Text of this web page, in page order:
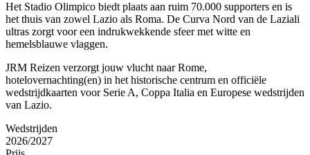
Het Stadio Olimpico biedt plaats aan ruim 70.000 supporters en is
het thuis van zowel Lazio als Roma. De Curva Nord van de Laziali
ultras zorgt voor een indrukwekkende sfeer met witte en
hemelsblauwe vlaggen.
JRM Reizen verzorgt jouw vlucht naar Rome,
hotelovernachting(en) in het historische centrum en officiële
wedstrijdkaarten voor Serie A, Coppa Italia en Europese wedstrijden
van Lazio.
Wedstrijden
2026/2027